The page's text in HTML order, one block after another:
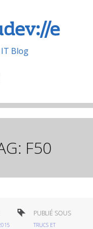
e
Blog
F50
PUBLIÉ SOUS
TRUCS ET